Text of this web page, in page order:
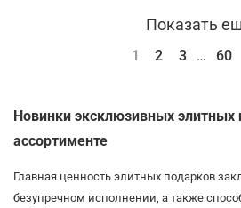
Показать
1 2 3 … 60
Новинки эксклюзивных элитных
ассортименте
Главная ценность элитных подарков
безупречном исполнении, а также